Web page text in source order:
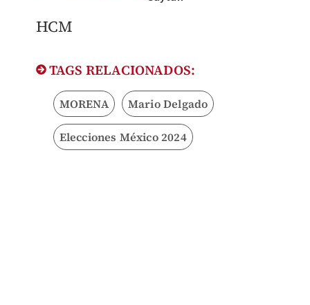
HCM
TAGS RELACIONADOS:
MORENA Mario Delgado
Elecciones México 2024